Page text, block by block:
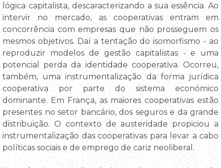
lógica capitalista, descaracterizando a sua essência. Ao
intervir no mercado, as cooperativas entram em
concorrência com empresas que não prosseguem os
mesmos objetivos. Daí a tentação do isomorfismo - ao
reproduzir modelos de gestão capitalistas - e uma
potencial perda da identidade cooperativa. Ocorreu,
também, uma instrumentalização da forma jurídica
cooperativa por parte do sistema económico
dominante. Em França, as maiores cooperativas estão
presentes no setor bancário, dos seguros e da grande
distribuição. O contexto de austeridade propiciou a
instrumentalização das cooperativas para levar a cabo
políticas sociais e de emprego de cariz neoliberal.